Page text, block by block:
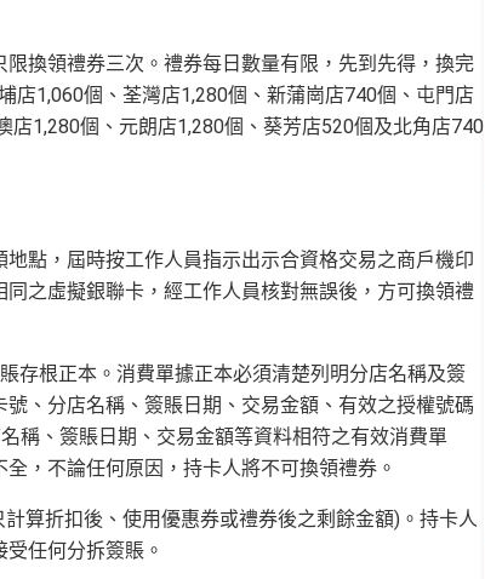
換領禮券三次。禮券每日數量有限，先到先得，換完
店1,060個、荃灣店1,280個、新蒲崗店740個、屯門店
1,280個、元朗店1,280個、葵芳店520個及北角店740
點，屆時按工作人員指示出示合資格交易之商戶機印
之虛擬銀聯卡，經工作人員核對無誤後，方可換領禮
存根正本。消費單據正本必須清楚列明分店名稱及簽
、分店名稱、簽賬日期、交易金額、有效之授權號碼
稱、簽賬日期、交易金額等資料相符之有效消費單
，不論任何原因，持卡人將不可換領禮券。
算折扣後、使用優惠券或禮券後之剩餘金額)。持卡人
任何分拆簽賬。